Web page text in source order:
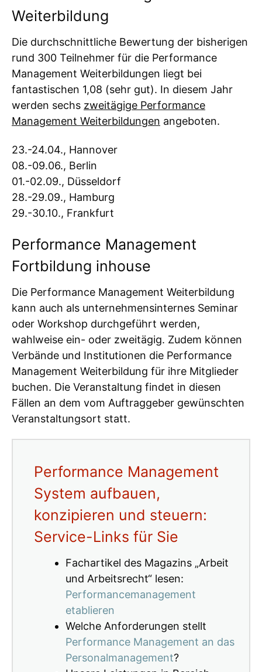
Weiterbildung
Die durchschnittliche Bewertung der bisherigen
rund 300 Teilnehmer für die Performance
Management Weiterbildungen liegt bei
fantastischen 1,08 (sehr gut). In diesem Jahr
werden sechs zweitägige Performance
Management Weiterbildungen angeboten.
23.-24.04., Hannover
08.-09.06., Berlin
01.-02.09., Düsseldorf
28.-29.09., Hamburg
29.-30.10., Frankfurt
Performance Management
Fortbildung inhouse
Die Performance Management Weiterbildung
kann auch als unternehmensinternes Seminar
oder Workshop durchgeführt werden,
wahlweise ein- oder zweitägig. Zudem können
Verbände und Institutionen die Performance
Management Weiterbildung für ihre Mitglieder
buchen. Die Veranstaltung findet in diesen
Fällen an dem vom Auftraggeber gewünschten
Veranstaltungsort statt.
Performance Management
System aufbauen,
konzipieren und steuern:
Service-Links für Sie
Fachartikel des Magazins „Arbeit
und Arbeitsrecht“ lesen:
Performancemanagement
etablieren
Welche Anforderungen stellt
Performance Management an das
Personalmanagement?